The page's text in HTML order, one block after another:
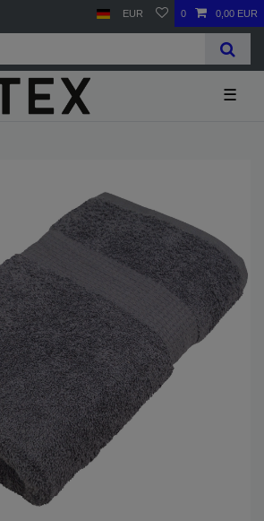
EUR 0 0,00 EUR
☰